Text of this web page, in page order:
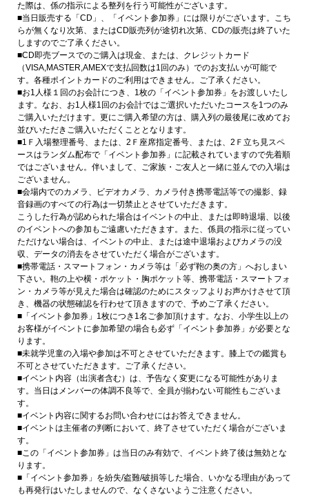
た際は、係の指示による整列を行う可能性がございます。
■当日販売する「CD」、「イベント参加券」には限りがございます。こち
らが無くなり次第、またはCD販売列が途切れ次第、CDの販売は終了いた
しますのでご了承ください。
■CD即売ブースでのご購入は現金、または、クレジットカード
（VISA,MASTER,AMEXで支払回数は1回のみ）でのお支払いが可能で
す。各種ポイントカードのご利用はできません。ご了承ください。
■お1人様１回のお会計につき、1枚の「イベント参加券」をお渡しいたし
ます。なお、お1人様1回のお会計ではご選択いただいたコースを1つのみ
ご購入いただけます。更にご購入希望の方は、購入列の最後尾に改めてお
並びいただきご購入いただくこととなります。
■1Ｆ入場整理番号、または、2Ｆ座席指定番号、または、2Ｆ立ち見スペ
ースはランダム配布で「イベント参加券」に記載されていますので先着順
ではございません。伴いまして、ご家族・ご友人と一緒に並んでの入場は
ございません。
■会場内でのカメラ、ビデオカメラ、カメラ付き携帯電話等での撮影、録
音録画のすべての行為は一切禁止とさせていただきます。
こうした行為が認められた場合はイベントの中止、または即時退場、以後
のイベントへの参加もご遠慮いただきます。また、係員の指示に従ってい
ただけない場合は、イベントの中止、または途中退場およびカメラの没
収、データの消去をさせていただく場合がございます。
■携帯電話・スマートフォン・カメラ等は「必ず鞄の奥の方」へおしまい
下さい。鞄の上や横・ポケット・胸ポケット等、携帯電話・スマートフォ
ン・カメラ等が見えた場合は確認のためにスタッフよりお声かけさせて頂
き、機器の状態確認を行わせて頂きますので、予めご了承ください。
■「イベント参加券」1枚につき1名ご参加頂けます。なお、小学生以上の
お客様がイベントに参加希望の場合も必ず「イベント参加券」が必要とな
ります。
■未就学児童の入場や参加は不可とさせていただきます。膝上での鑑賞も
不可とさせていただきます。ご了承ください。
■イベント内容（出演者含む）は、予告なく変更になる可能性がありま
す。当日はメンバーの体調不良等で、全員が揃わない可能性もございま
す。
■イベント内容に関するお問い合わせにはお答えできません。
■イベントは主催者の判断において、終了させていただく場合がございま
す。
■この「イベント参加券」は当日のみ有効で、イベント終了後は無効とな
ります。
■「イベント参加券」を紛失/盗難/破損等した場合、いかなる理由があって
も再発行はいたしませんので、なくさないようご注意ください。